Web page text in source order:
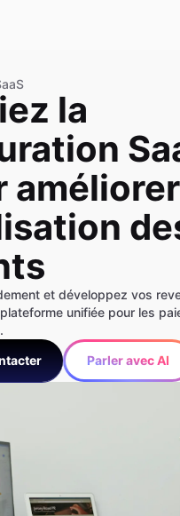
la
et développez vos
unifiée pour les
Parler avec AI